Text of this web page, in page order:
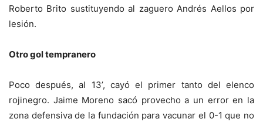
Roberto Brito sustituyendo al zaguero Andrés Aellos por
lesión.
Otro gol tempranero
Poco después, al 13’, cayó el primer tanto del elenco
rojinegro. Jaime Moreno sacó provecho a un error en la
zona defensiva de la fundación para vacunar el 0-1 que no